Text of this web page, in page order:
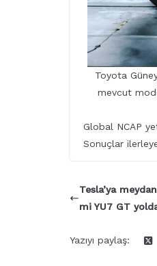
Toyota
mevcut
Global NCAP
Sonuçlar
Tesla’ya
mi YU7 GT
Yazıyı paylaş: